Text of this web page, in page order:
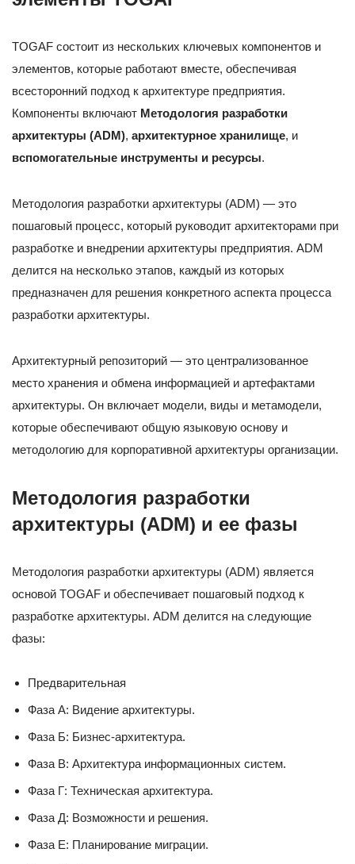
TOGAF состоит из нескольких ключевых компонентов и
элементов, которые работают вместе, обеспечивая
всесторонний подход к архитектуре предприятия.
Компоненты включают Методология разработки
архитектуры (ADM), архитектурное хранилище, и
вспомогательные инструменты и ресурсы.
Методология разработки архитектуры (ADM) — это
пошаговый процесс, который руководит архитекторами при
разработке и внедрении архитектуры предприятия. ADM
делится на несколько этапов, каждый из которых
предназначен для решения конкретного аспекта процесса
разработки архитектуры.
Архитектурный репозиторий — это централизованное
место хранения и обмена информацией и артефактами
архитектуры. Он включает модели, виды и метамодели,
которые обеспечивают общую языковую основу и
методологию для корпоративной архитектуры организации.
Методология разработки
архитектуры (ADM) и ее фазы
Методология разработки архитектуры (ADM) является
основой TOGAF и обеспечивает пошаговый подход к
разработке архитектуры. ADM делится на следующие
фазы:
Предварительная
Фаза А: Видение архитектуры.
Фаза Б: Бизнес-архитектура.
Фаза В: Архитектура информационных систем.
Фаза Г: Техническая архитектура.
Фаза Д: Возможности и решения.
Фаза Е: Планирование миграции.